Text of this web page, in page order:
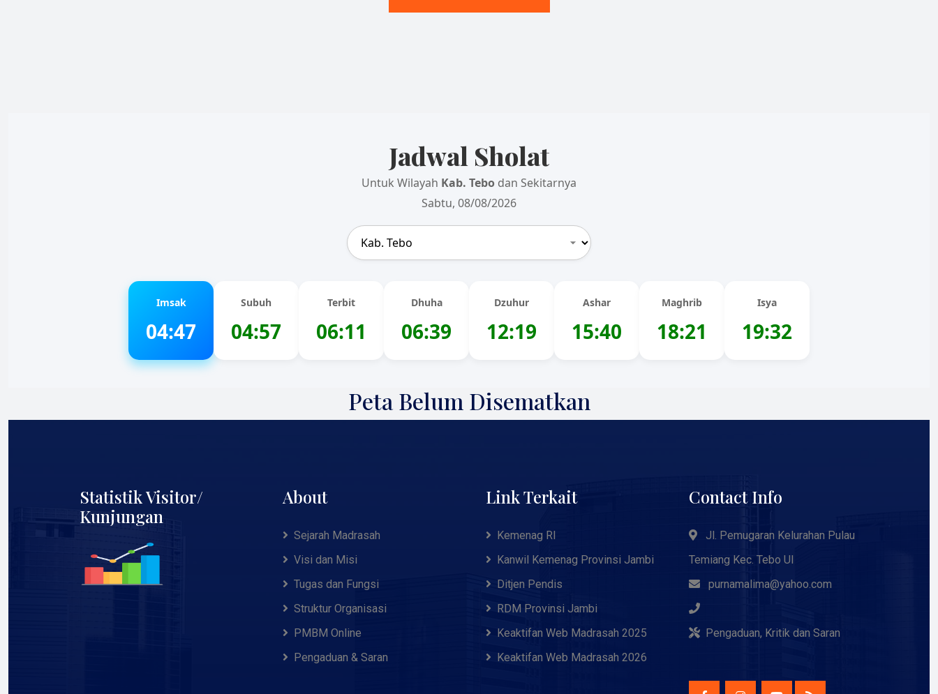
Jadwal Sholat
Untuk Wilayah Kab. Tebo dan Sekitarnya
Sabtu, 08/08/2026
Imsak
04:47
Subuh
04:57
Terbit
06:11
Dhuha
06:39
Dzuhur
12:19
Ashar
15:40
Maghrib
18:21
Isya
19:32
Peta Belum Disematkan
Statistik Visitor/
Kunjungan
About
Sejarah Madrasah
Visi dan Misi
Tugas dan Fungsi
Struktur Organisasi
PMBM Online
Pengaduan & Saran
Link Terkait
Kemenag RI
Kanwil Kemenag Provinsi Jambi
Ditjen Pendis
RDM Provinsi Jambi
Keaktifan Web Madrasah 2025
Keaktifan Web Madrasah 2026
Contact Info
Jl. Pemugaran Kelurahan Pulau
Temiang Kec. Tebo Ul
purnamalima@yahoo.com
Pengaduan, Kritik dan Saran